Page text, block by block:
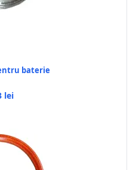
baterie
lei